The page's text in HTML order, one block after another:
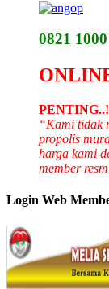
0821
“Kami tidak
propolis
harga kami
member
Login Web